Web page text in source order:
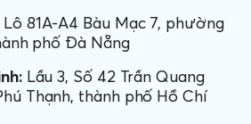
Lô 81A-A4 Bàu Mạc 7, phường
phố Đà Nẵng
Lầu 3, Số 42 Trần Quang
Thạnh, thành phố Hồ Chí